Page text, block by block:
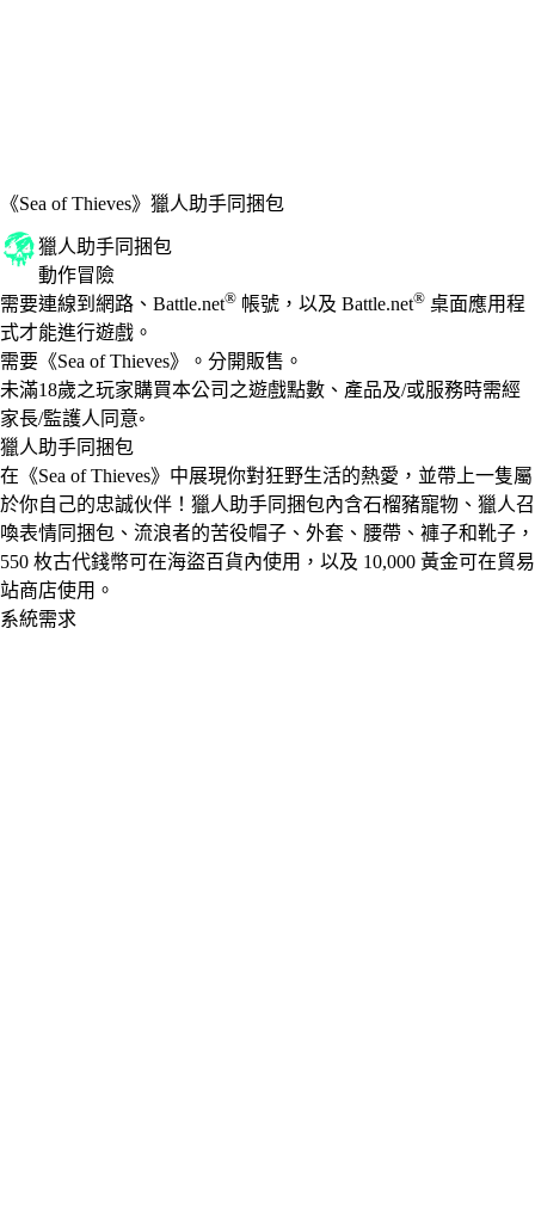
《Sea of Thieves》 獵人助手同捆包
獵人助手同捆包
動作冒險
價格
Available actions
需要連線到網路、Battle.net® 帳號，以及 Battle.net® 桌面應用程
式才能進行遊戲。
需要《Sea of Thieves》。分開販售。
未滿18歲之玩家購買本公司之遊戲點數、產品及/或服務時需經
家長/監護人同意◦
獵人助手同捆包
在《Sea of Thieves》中展現你對狂野生活的熱愛，並帶上一隻屬
於你自己的忠誠伙伴！獵人助手同捆包內含石榴豬寵物、獵人召
喚表情同捆包、流浪者的苦役帽子、外套、腰帶、褲子和靴子，
550 枚古代錢幣可在海盜百貨內使用，以及 10,000 黃金可在貿易
站商店使用。
系統需求